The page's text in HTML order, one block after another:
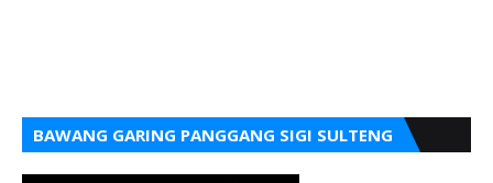
BAWANG GARING PANGGANG SIGI SULTENG